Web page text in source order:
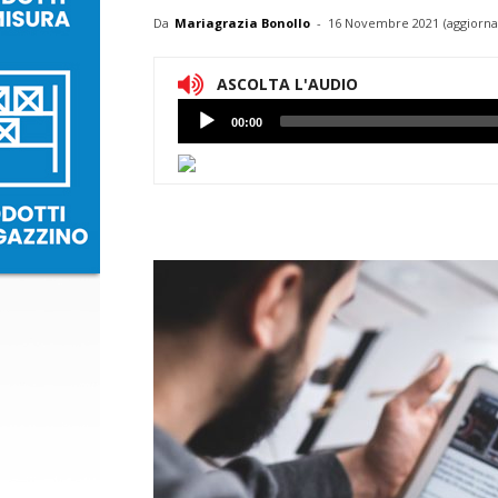
Da Mariagrazia Bonollo - 16 Novembre 2021
ASCOLTA L'AUDIO
Lettore
Audio
00:00